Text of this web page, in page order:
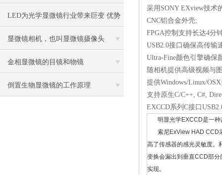
LED为光学显微镜行业带来巨变 优势
比传统卤素更明显
显微镜相机，也叫显微镜摄像头
金相显微镜的目镜和物镜
倒置生物显微镜的工作原理
采用SONY EXview技术
CNC铝合金外壳;
FPGA控制支持长达4分
USB2.0接口确保高传输
Ultra-Fine颜色引擎确保
随相机提供高级视频与
提供Windows/Linux/
支持原生C/C++, C#,
EXCCD系列C接口
明显光学EXCCD是一种
索尼ExView HAD CCD采
高了传感器的感光灵敏度。
变换会漏出到垂直CCD部
实现。